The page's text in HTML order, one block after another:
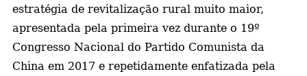
estratégia de revitalização rural muito maior,
apresentada pela primeira vez durante o 19º
Congresso Nacional do Partido Comunista da
China em 2017 e repetidamente enfatizada pela